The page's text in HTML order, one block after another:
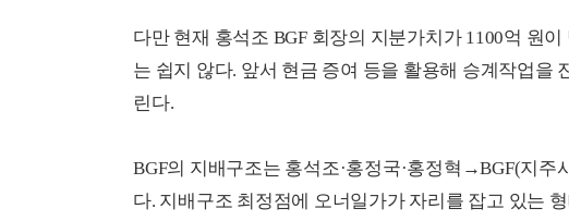
다만 현재 홍석조 BGF 회장의 지분가치가 1100억 원
는 쉽지 않다. 앞서 현금 증여 등을 활용해 승계작업을
린다.
BGF의 지배구조는 홍석조·홍정국·홍정혁→BGF(지
다. 지배구조 최정점에 오너일가가 자리를 잡고 있는